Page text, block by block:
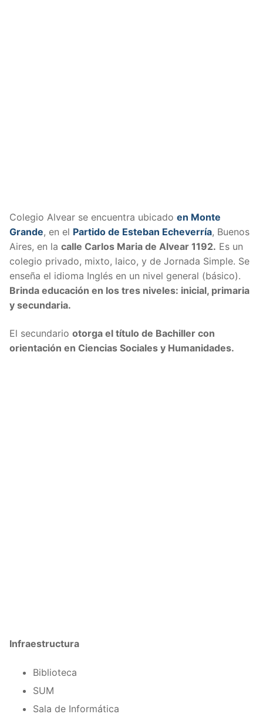
Colegio Alvear se encuentra ubicado en Monte
Grande, en el Partido de Esteban Echeverría, Buenos
Aires, en la calle Carlos Maria de Alvear 1192. Es un
colegio privado, mixto, laico, y de Jornada Simple. Se
enseña el idioma Inglés en un nivel general (básico).
Brinda educación en los tres niveles: inicial, primaria
y secundaria.
El secundario otorga el título de Bachiller con
orientación en Ciencias Sociales y Humanidades.
Infraestructura
Biblioteca
SUM
Sala de Informática